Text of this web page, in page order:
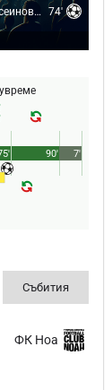
Нардин Мулахусеинович 74'
90' 7'
Събития
ФК Ноа